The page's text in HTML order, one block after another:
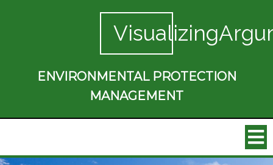
ENVIRONMENTAL PROTECTION
MANAGEMENT